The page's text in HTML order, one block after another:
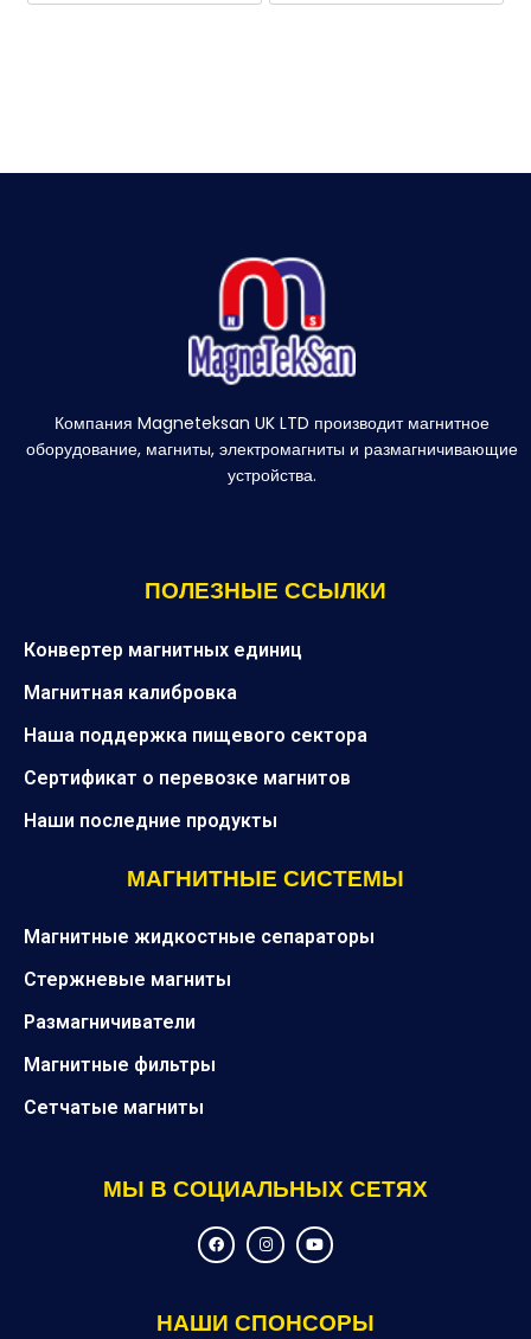
Компания Magneteksan UK LTD производит магнитное
оборудование, магниты, электромагниты и размагничивающие
устройства.
ПОЛЕЗНЫЕ ССЫЛКИ
Конвертер магнитных единиц
Магнитная калибровка
Наша поддержка пищевого сектора
Сертификат о перевозке магнитов
Наши последние продукты
МАГНИТНЫЕ СИСТЕМЫ
Магнитные жидкостные сепараторы
Стержневые магниты
Размагничиватели
Магнитные фильтры
Сетчатые магниты
МЫ В СОЦИАЛЬНЫХ СЕТЯХ
F
a
c
o
o
I
n
s
g
r
Y
o
u
b
e
НАШИ СПОНСОРЫ